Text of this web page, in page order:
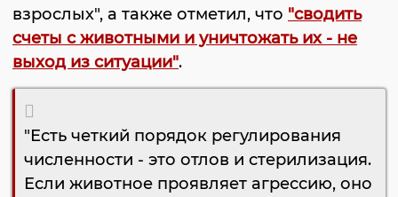
взрослых", а также отметил, что "сводить
счеты с животными и уничтожать их - не
выход из ситуации".
"Есть четкий порядок регулирования
численности - это отлов и стерилизация.
Если животное проявляет агрессию, оно